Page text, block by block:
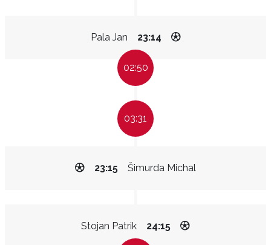
Pala Jan 23:14
02:50
03:31
Šimurda Michal
23:15
Stojan Patrik 24:15